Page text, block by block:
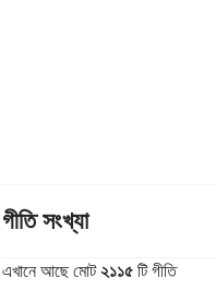
গীতি সংখ্যা
এখানে আছে মোট২১১৫ টি গীতি